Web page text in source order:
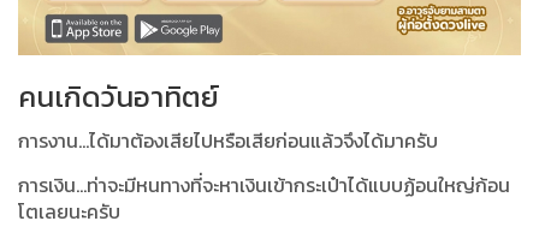
คนเกิดวันอาทิตย์
การงาน...ได้มาต้องเสียไปหรือเสียก่อนแล้วจึงได้มาครับ
การเงิน...ท่าจะมีหนทางที่จะหาเงินเข้ากระเป๋าได้แบบฏ้อนใหญ่ก้อน
โตเลยนะครับ